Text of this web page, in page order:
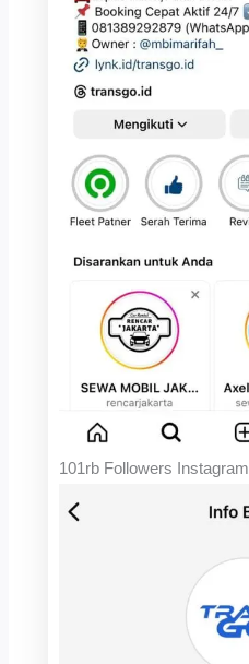
101rb Followers Instagram